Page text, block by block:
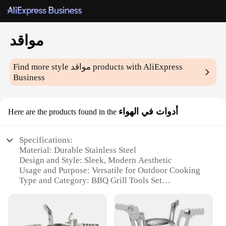
مواقد
Find more style مواقد products with AliExpress
Business
Here are the products found in the أدوات في الهواء
Specifications:
Material: Durable Stainless Steel
Design and Style: Sleek, Modern Aesthetic
Usage and Purpose: Versatile for Outdoor Cooking
Type and Category: BBQ Grill Tools Set
Parts and Accessories: Comprehensive Set of
Essential Tools